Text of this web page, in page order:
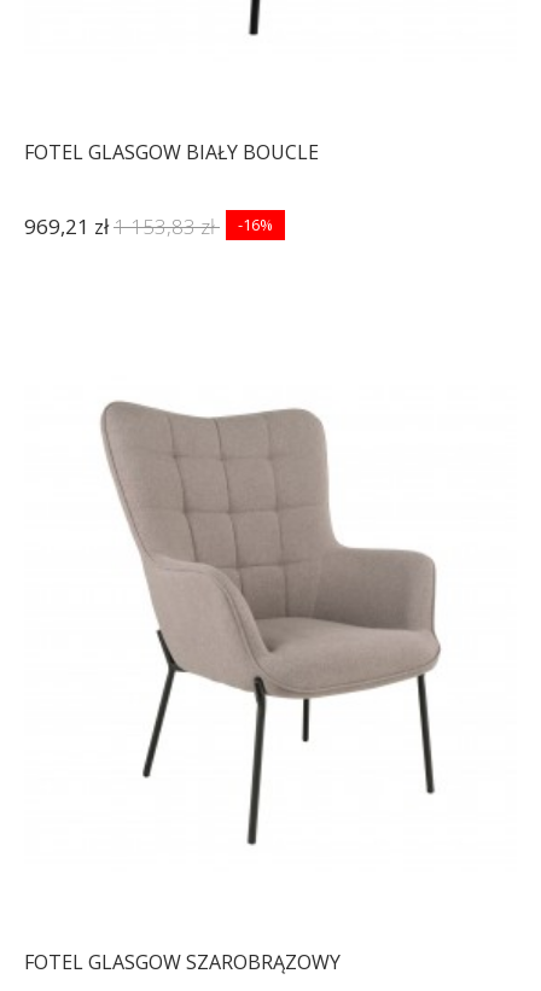
FOTEL GLASGOW BIAŁY BOUCLE
969,21 zł1 153,83 zł -16%
FOTEL GLASGOW SZAROBRĄZOWY